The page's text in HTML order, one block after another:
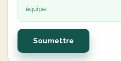
équipe.
Soumettre